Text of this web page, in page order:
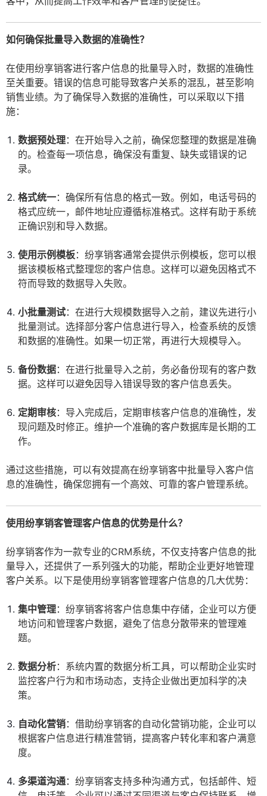
如何确保批量导入数据的准确性？
在使用纷享销客进行客户信息的批量导入时，数据的准确性
至关重要。错误的信息可能导致客户关系的混乱，甚至影响
销售业绩。为了确保导入数据的准确性，可以采取以下措
施：
数据预处理：在开始导入之前，确保您整理的数据是准确
的。检查每一项信息，确保没有重复、缺失或错误的记
录。
格式统一：确保所有信息的格式一致。例如，电话号码的
格式应统一，邮件地址应遵循标准格式。这样有助于系统
正确识别和导入数据。
使用示例模板：纷享销客通常会提供示例模板，您可以根
据该模板格式整理您的客户信息。这样可以避免因格式不
符而导致的数据导入失败。
小批量测试：在进行大规模数据导入之前，建议先进行小
批量测试。选择部分客户信息进行导入，检查系统的反馈
和数据的准确性。如果一切正常，再进行大规模导入。
备份数据：在进行批量导入之前，务必备份现有的客户数
据。这样可以避免因导入错误导致的客户信息丢失。
定期审核：导入完成后，定期审核客户信息的准确性，发
现问题及时修正。维护一个准确的客户数据库是长期的工
作。
通过这些措施，可以有效提高在纷享销客中批量导入客户信
息的准确性，确保您拥有一个高效、可靠的客户管理系统。
使用纷享销客管理客户信息的优势是什么？
纷享销客作为一款专业的CRM系统，不仅支持客户信息的批
量导入，还提供了一系列强大的功能，帮助企业更好地管理
客户关系。以下是使用纷享销客管理客户信息的几大优势：
集中管理：纷享销客将客户信息集中存储，企业可以方便
地访问和管理客户数据，避免了信息分散带来的管理难
题。
数据分析：系统内置的数据分析工具，可以帮助企业实时
监控客户行为和市场动态，支持企业做出更加科学的决
策。
自动化营销：借助纷享销客的自动化营销功能，企业可以
根据客户信息进行精准营销，提高客户转化率和客户满意
度。
多渠道沟通：纷享销客支持多种沟通方式，包括邮件、短